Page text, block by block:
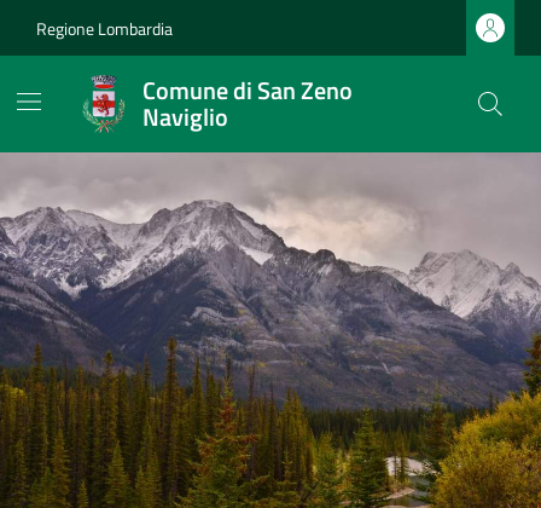
Regione Lombardia
Comune di San Zeno
Naviglio